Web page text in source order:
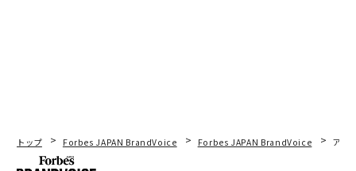
トップ Forbes JAPAN BrandVoice Forbes JAPAN BrandVoice アフ